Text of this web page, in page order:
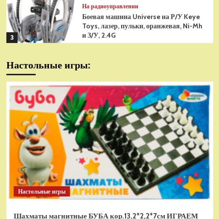
3
На радиоуправлении
Боевая машина Universe на Р/У Keye
Toys, лазер, пульки, оранжевая, Ni-Mh
и З/У, 2.4G
Радиоуправляемая модель
(HN1586)
На радиоуправлении
Р/У танк Taigen 1/16
Panzerkampfwagen III (Германия) HC
(для ИК танкового боя) V3 2.4G RTR,
TG3848-1HC-IR3.0
1
На радиоуправлении
Радиоуправляемый танк Torro
Sturmtiger Panzer 1к16
(TR1111700300)
Настольные игры:
Настольные игры
Шахматы магнитные БУБА кор.13,2*2,2*7см ИГРАЕМ